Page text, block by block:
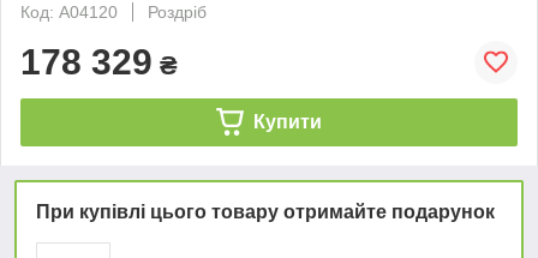
Код: А04120
Роздріб
178 329 ₴
Купити
При купівлі цього товару отримайте подарунок